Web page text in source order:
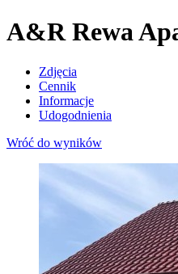
A&R Rewa
Zdjęcia
Cennik
Informacje
Udogodnienia
Wróć do wyników